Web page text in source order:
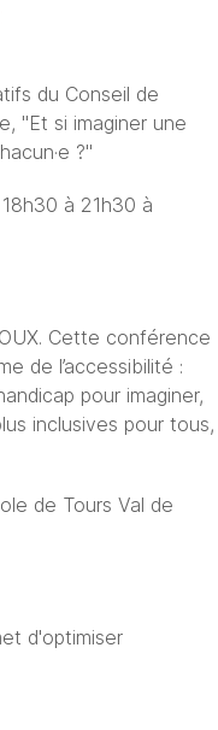
du Conseil de
"Et si imaginer une
?"
à 21h30 à
Cette conférence
de l’accessibilité :
pour imaginer,
inclusives pour tous,
de Tours Val de
d'optimiser